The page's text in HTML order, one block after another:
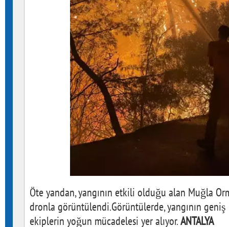
Öte yandan, yangının etkili olduğu alan Muğla
dronla görüntülendi.Görüntülerde, yangının geniş
ekiplerin yoğun mücadelesi yer alıyor.ANTALYA